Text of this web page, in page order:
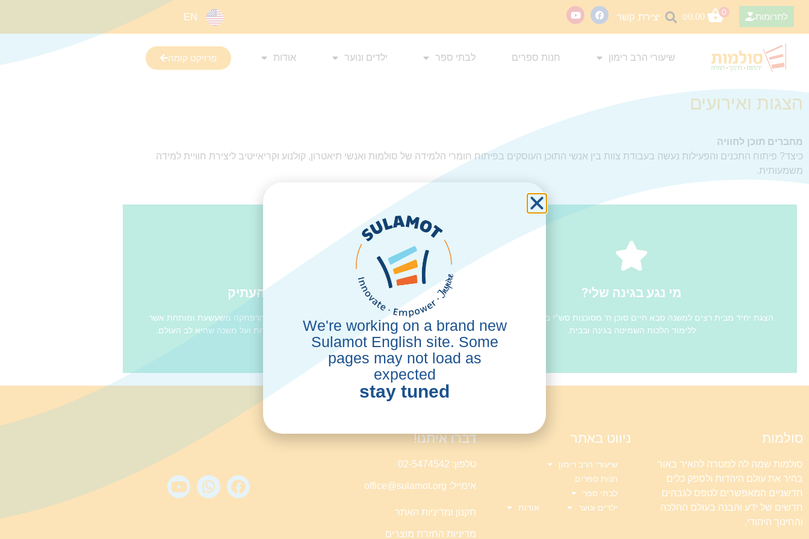
לתרומות 0
₪0.00 יצירת קשר EN
שיעורי הרב רימון חנות ספרים לבתי ספר ילדים ונוער אודות פרויקט קומה
הצגות ואירועים
מחברים תוכן לחוויה
כיצד? פיתוח התכנים והפעילות נעשה בעבודת צוות בין אנשי התוכן העוסקים בפיתוח חומרי הלמידה של סולמות ואנשי תיאטרון, קולנוע וקריאייטיב ליצירת חוויית למידה
משמעותית.
מי נגע בגינה שלי?
הצגת יחיד מבית רצים למשנה סבא חיים סוכן ח' מסוכנות סש"י במשימה מיוחדת
ללימוד הלכות השמיטה בגינה ובבית.
מי נגע בגינה שלי?
תעלומת הספר העתיק
הצגה מבית "רצים למשנה", חברים שנקלעים להרפתקה משעשעת ומותחת אשר
במהלכה הם מגלים דברים על עצמם, על חברות ועל משנה שהיא לב העולם.
תעלומת הספר העתיק
בהשתתפות: נוית סיטבון * נועם לוי * אריאל קרן * הראל אלקלעי.
סולמות
סולמות שמה לה למטרה להאיר באור
בהיר את עולם היהדות ולספק כלים
חדשניים המאפשרים לטפס לגבהים
חדשים של ידע והבנה בעולם ההלכה
והחינוך היהודי.
ניווט באתר
שיעורי הרב רימון
חנות ספרים
לבתי ספר
ילדים ונוער
אודות
דברו איתנו!
טלפון: 02-5474542
אימייל: office@sulamot.org
תקנון ומדיניות האתר
מדיניות החזרת מוצרים
We're working on a brand new
Sulamot English site. Some
pages may not load as
expected
stay tuned